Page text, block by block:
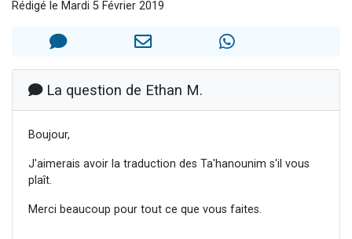
30 personnes viennent de faire un don pour Sauvez la jambe de Yohan
12 nouvelles musiques dans Torah-Box Music
29 personnes viennent de demander une bénédiction
Rédigé le Mardi 5 Février 2019
La question de Ethan M.
Boujour,
J'aimerais avoir la traduction des Ta'hanounim s'il vous
plaît.
Merci beaucoup pour tout ce que vous faites.